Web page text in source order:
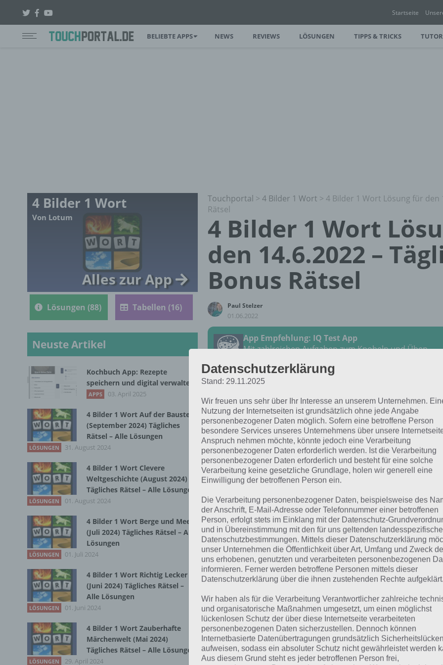
Startseite
BELIEBTE APPS NEWS REVIEWS LÖSUNGEN TIPPS & TRICKS
Touchportal > 4 Bilder 1 Wort > 4 Bilder 1 Wort Lösung für den
Rätsel
4 Bilder 1 Wort
den 14.6.2022 –
Bonus Rätsel
Paul Stelzer
01.06.2022
App Empfehlung: IQ Test App
Mit zahlreichen Aufgaben zum Knobeln und Üben
Rätsel vom 14.6.2022
Juni 2022 in 4 Bilder 1 Wort. Wenn du dort aktuell
dich:
KUPFER
Bei dieser Lösung handelt es sich um das tägliche Bonus
wir noch die Links beispielsweise zum täglichen Rätsel und
Tägliches Rätsel:Zur Lösung vom 14.6.2022
Rätsel aus dem Jahr 2021:Schau mal, was vor einem Jahr,
gesucht war
Zur Übersicht:4 Bilder 1 Wort Lösungen zu Im Land der
4 Bilder 1 Wort
Von Lotum
Alles zur App
Lösungen (88) Tabellen (16)
Neuste Artikel
Kochbuch App: Rezepte
speichern und digital verwalten
APPS 03. April 2025
4 Bilder 1 Wort Auf der Baustelle
(September 2024) Tägliches
Rätsel – Alle Lösungen
LÖSUNGEN 31. August 2024
4 Bilder 1 Wort Clevere
Weltgeschichte (August 2024)
Tägliches Rätsel – Alle Lösungen
LÖSUNGEN 01. August 2024
4 Bilder 1 Wort Berge und Meer
(Juli 2024) Tägliches Rätsel – Alle
Lösungen
LÖSUNGEN 01. Juli 2024
4 Bilder 1 Wort Richtig Lecker
(Juni 2024) Tägliches Rätsel –
Alle Lösungen
LÖSUNGEN 01. Juni 2024
4 Bilder 1 Wort Zauberhafte
Märchenwelt (Mai 2024)
Tägliches Rätsel – Alle Lösungen
LÖSUNGEN 29. April 2024
Datenschutzerklärung
Stand: 29.11.2025
Wir freuen uns sehr über Ihr Interesse an unserem Unternehmen.
Nutzung der Internetseiten ist grundsätzlich ohne jede Angabe
personenbezogener Daten möglich. Sofern eine betroffene Person
besondere Services unseres Unternehmens über unsere
Anspruch nehmen möchte, könnte jedoch eine Verarbeitung
personenbezogener Daten erforderlich werden. Ist die Verarbeitung
personenbezogener Daten erforderlich und besteht für eine solche
Verarbeitung keine gesetzliche Grundlage, holen wir generell eine
Einwilligung der betroffenen Person ein.
Die Verarbeitung personenbezogener Daten, beispielsweise des
der Anschrift, E-Mail-Adresse oder Telefonnummer einer betroffenen
Person, erfolgt stets im Einklang mit der Datenschutz-
und in Übereinstimmung mit den für uns geltenden
Datenschutzbestimmungen. Mittels dieser Datenschutzerklärung
unser Unternehmen die Öffentlichkeit über Art, Umfang und Zweck
uns erhobenen, genutzten und verarbeiteten personenbezogenen
informieren. Ferner werden betroffene Personen mittels dieser
Datenschutzerklärung über die ihnen zustehenden Rechte aufgeklärt.
Wir haben als für die Verarbeitung Verantwortlicher zahlreiche
und organisatorische Maßnahmen umgesetzt, um einen möglichst
lückenlosen Schutz der über diese Internetseite verarbeiteten
personenbezogenen Daten sicherzustellen. Dennoch können
Internetbasierte Datenübertragungen grundsätzlich Sicherheitslücken
aufweisen, sodass ein absoluter Schutz nicht gewährleistet werden
Aus diesem Grund steht es jeder betroffenen Person frei,